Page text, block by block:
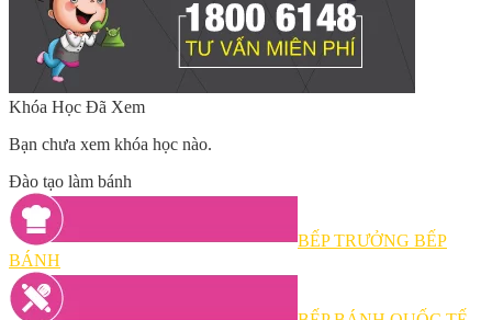
Khóa Học Đã Xem
Bạn chưa xem khóa học nào.
Đào tạo làm bánh
BẾP TRƯỞNG BẾP
BÁNH